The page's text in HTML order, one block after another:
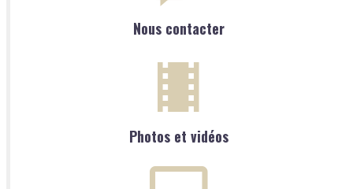
Nous contacter
Photos et vidéos